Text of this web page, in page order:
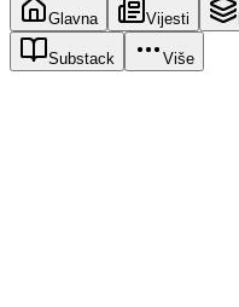
Glavna Vijesti
Substack Više